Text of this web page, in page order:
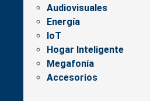
Audiovisuales
Energía
IoT
Hogar Inteligente
Megafonía
Accesorios